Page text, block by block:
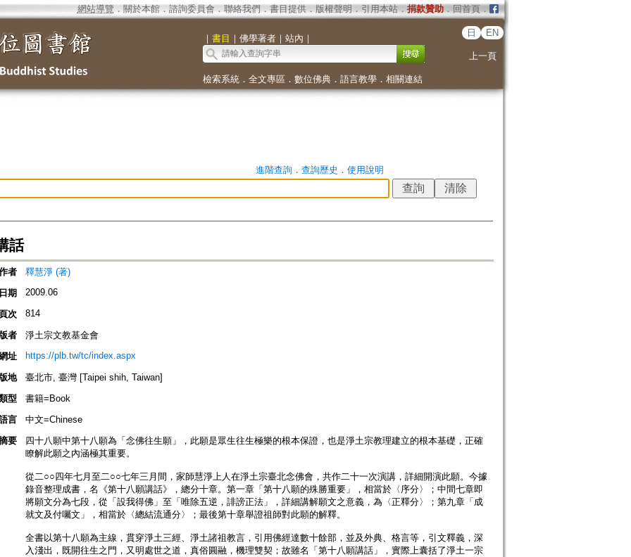
網站導覽 ． 關於本館． 諮詢委員會． 聯絡我們 ． 書目提供． 版權聲明 ． 引用本站． 捐款贊助．回首頁．
｜ 書目 ｜ 佛學著者｜ 站內 ｜
日 EN
上一頁
檢索系統． 全文專區 ． 數位佛典． 語言教學． 相關連結
進階查詢． 查詢歷史 ． 使用說明
話
者
釋慧淨 (著)
期
2009.06
次 814
者
淨土宗文教基金會
址
https://plb.tw/tc/index.aspx
地
臺北市, 臺灣 [Taipei shih, Taiwan]
型
書籍=Book
言
中文=Chinese
要
四十八願中第十八願為「念佛往生願」，此願是眾生往生極樂的根本保證，也是淨土宗教理建立的根本基礎，正確
瞭解此願之內涵極其重要。
從二○○四年七月至二○○七年三月間，家師慧淨上人在淨土宗臺北念佛會，共作二十一次演講，詳細開演此願。今據
錄音整理成書，名《第十八願講話》，總分十章。第一章「第十八願的殊勝重要」，相當於〈序分〉；中間七章即
將願文分為七段，從「設我得佛」至「唯除五逆，誹謗正法」，詳細講解願文之意義，為〈正釋分〉；第九章「成
就文及付囑文」，相當於〈總結流通分〉；最後第十章舉證祖師對此願的解釋。
全書以第十八願為主線，貫穿淨土三經、淨土諸祖教言，引用佛經達數十餘部，並及外典、格言等，引文釋義，深
入淺出，既開往生之門，又明處世之道，真俗圓融，機理雙契；故雖名「第十八願講話」，實際上囊括了淨土一宗